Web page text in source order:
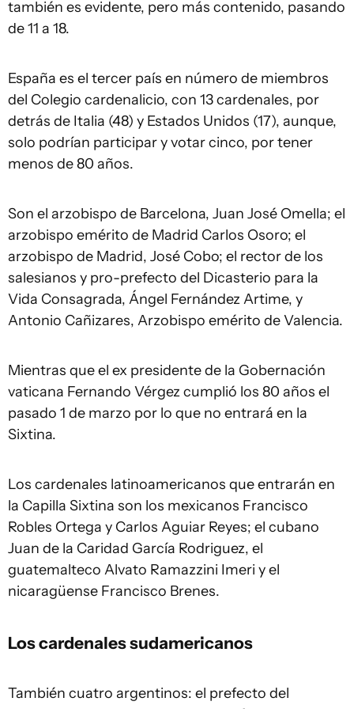
también es evidente, pero más contenido, pasando
de 11 a 18.
España es el tercer país en número de miembros
del Colegio cardenalicio, con 13 cardenales, por
detrás de Italia (48) y Estados Unidos (17), aunque,
solo podrían participar y votar cinco, por tener
menos de 80 años.
Son el arzobispo de Barcelona, Juan José Omella; el
arzobispo emérito de Madrid Carlos Osoro; el
arzobispo de Madrid, José Cobo; el rector de los
salesianos y pro-prefecto del Dicasterio para la
Vida Consagrada, Ángel Fernández Artime, y
Antonio Cañizares, Arzobispo emérito de Valencia.
Mientras que el ex presidente de la Gobernación
vaticana Fernando Vérgez cumplió los 80 años el
pasado 1 de marzo por lo que no entrará en la
Sixtina.
Los cardenales latinoamericanos que entrarán en
la Capilla Sixtina son los mexicanos Francisco
Robles Ortega y Carlos Aguiar Reyes; el cubano
Juan de la Caridad García Rodriguez, el
guatemalteco Alvato Ramazzini Imeri y el
nicaragüense Francisco Brenes.
Los cardenales sudamericanos
También cuatro argentinos: el prefecto del